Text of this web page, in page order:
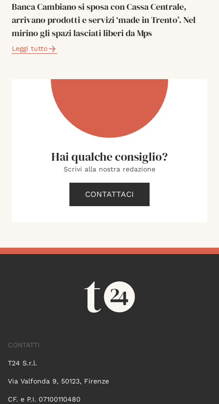
Banca Cambiano si sposa con Cassa Centrale,
arrivano prodotti e servizi ‘made in Trento’. Nel
mirino gli spazi lasciati liberi da Mps
Leggi tutto
Hai qualche consiglio?
Scrivi alla nostra redazione
CONTATTACI
CONTATTI
T24 S.r.l.
Via Valfonda 9, 50123, Firenze
CF. e P.I. 07100110480